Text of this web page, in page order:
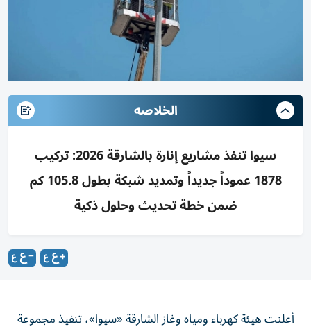
الخلاصه
سيوا تنفذ مشاريع إنارة بالشارقة 2026: تركيب
1878 عموداً جديداً وتمديد شبكة بطول 105.8 كم
ضمن خطة تحديث وحلول ذكية
أعلنت هيئة كهرباء ومياه وغاز الشارقة «سيوا»، تنفيذ مجموعة